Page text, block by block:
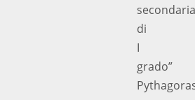
secondaria
di
I
grado”